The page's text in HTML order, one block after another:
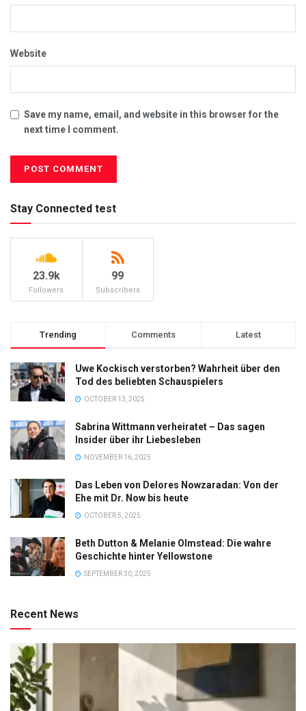
Website
Save my name, email, and website in this browser for the
next time I comment.
Stay Connected test
23.9k
Followers
99
Subscribers
Trending Comments Latest
Uwe Kockisch verstorben? Wahrheit über den
Tod des beliebten Schauspielers
OCTOBER 13, 2025
Sabrina Wittmann verheiratet – Das sagen
Insider über ihr Liebesleben
NOVEMBER 16, 2025
Das Leben von Delores Nowzaradan: Von der
Ehe mit Dr. Now bis heute
OCTOBER 5, 2025
Beth Dutton & Melanie Olmstead: Die wahre
Geschichte hinter Yellowstone
SEPTEMBER 30, 2025
Recent News